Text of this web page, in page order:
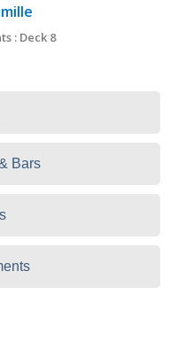
Bars
: Deck 8